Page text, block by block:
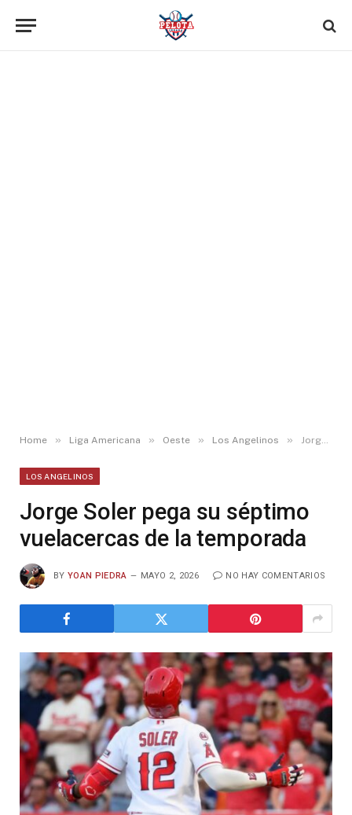
Home » Liga Americana » Oeste » Los Angelinos » Jorge Soler pega su séptimo vuelacercas de la temporada
LOS ANGELINOS
Jorge Soler pega su séptimo
vuelacercas de la temporada
BY YOAN PIEDRA MAYO 2, 2026 NO HAY COMENTARIOS